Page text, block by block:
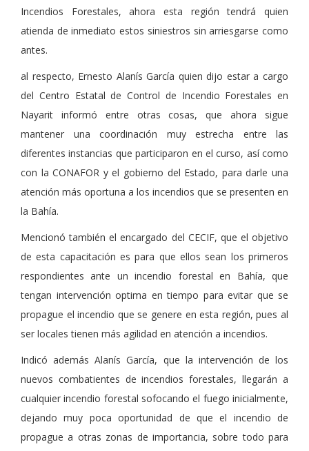
Incendios Forestales, ahora esta región tendrá quien
atienda de inmediato estos siniestros sin arriesgarse como
antes.
al respecto, Ernesto Alanís García quien dijo estar a cargo
del Centro Estatal de Control de Incendio Forestales en
Nayarit informó entre otras cosas, que ahora sigue
mantener una coordinación muy estrecha entre las
diferentes instancias que participaron en el curso, así como
con la CONAFOR y el gobierno del Estado, para darle una
atención más oportuna a los incendios que se presenten en
la Bahía.
Mencionó también el encargado del CECIF, que el objetivo
de esta capacitación es para que ellos sean los primeros
respondientes ante un incendio forestal en Bahía, que
tengan intervención optima en tiempo para evitar que se
propague el incendio que se genere en esta región, pues al
ser locales tienen más agilidad en atención a incendios.
Indicó además Alanís García, que la intervención de los
nuevos combatientes de incendios forestales, llegarán a
cualquier incendio forestal sofocando el fuego inicialmente,
dejando muy poca oportunidad de que el incendio de
propague a otras zonas de importancia, sobre todo para